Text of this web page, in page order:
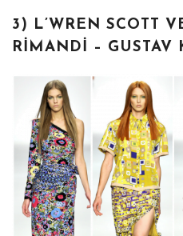
3) L’WREN SCOTT
RIMANDI – GUSTAV